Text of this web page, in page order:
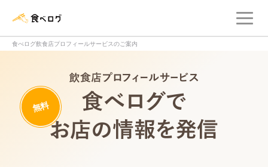
食べログ飲食店プロフィールサービスのご案内
無料